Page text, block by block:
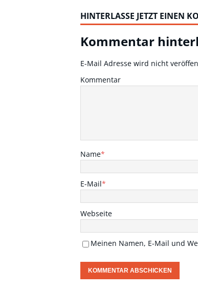
HINTERLASSE JETZT EINEN
Kommentar
E-Mail Adresse wird nicht
Kommentar
Name*
E-Mail*
Webseite
Meinen Namen, E-Mail und